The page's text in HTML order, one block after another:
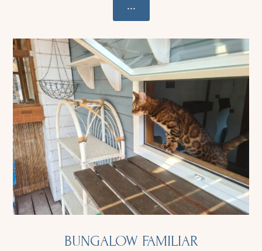
...
BUNGALOW FAMILIAR